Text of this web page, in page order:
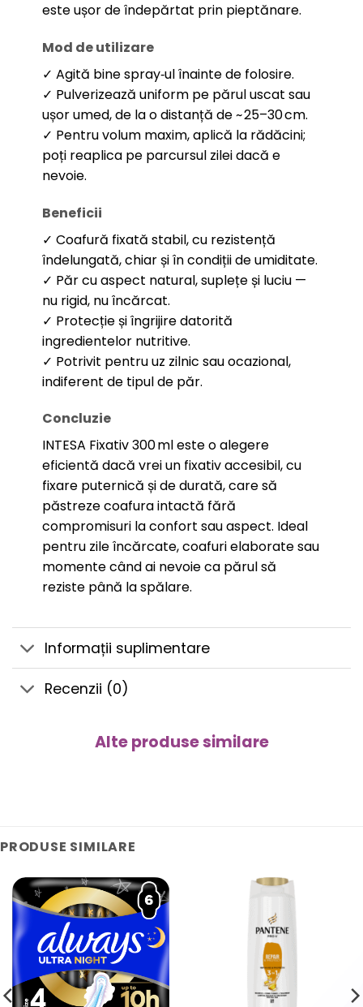
este ușor de îndepărtat prin pieptănare.
Mod de utilizare
✓ Agită bine spray‑ul înainte de folosire.
✓ Pulverizează uniform pe părul uscat sau
ușor umed, de la o distanță de ~ 25–30 cm.
✓ Pentru volum maxim, aplică la rădăcini;
poți reaplica pe parcursul zilei dacă e
nevoie.
Beneficii
✓ Coafură fixată stabil, cu rezistență
îndelungată, chiar și în condiții de umiditate.
✓ Păr cu aspect natural, suplețe și luciu —
nu rigid, nu încărcat.
✓ Protecție și îngrijire datorită
ingredientelor nutritive.
✓ Potrivit pentru uz zilnic sau ocazional,
indiferent de tipul de păr.
Concluzie
INTESA Fixativ 300 ml este o alegere
eficientă dacă vrei un fixativ accesibil, cu
fixare puternică și de durată, care să
păstreze coafura intactă fără
compromisuri la confort sau aspect. Ideal
pentru zile încărcate, coafuri elaborate sau
momente când ai nevoie ca părul să
reziste până la spălare.
Informații suplimentare
Recenzii (0)
Alte produse similare
PRODUSE SIMILARE